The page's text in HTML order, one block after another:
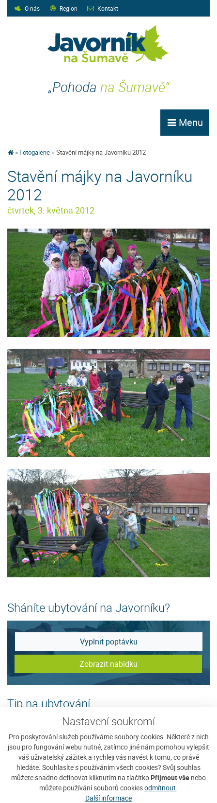
Nastavení soukromí
Pro poskytování služeb používáme soubory cookies. Některé z nich
jsou pro fungování webu nutné, zatímco jiné nám pomohou vylepšit
váš uživatelský zážitek a rychleji vás navést k tomu, co právě
hledáte. Souhlasíte s používáním všech cookies? Svůj souhlas
můžete snadno definovat kliknutím na tlačítko Přijmout vše nebo
můžete používání souborů cookiesodmítnout
Další informace
O nás Region Kontakt
„Pohoda na Šumavě“
Menu
Fotogalerie Stavění májky na Javorníku 2012
Stavění májky na Javorníku
2012
čtvrtek, 3. května 2012
Sháníte ubytování na Javorníku?
Vyplnit poptávku
Zobrazit nabídku
Tip na ubytování